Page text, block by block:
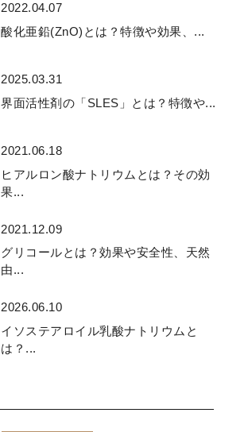
2022.04.07
酸化亜鉛(ZnO)とは？特徴や効果、...
2025.03.31
界面活性剤の「SLES」とは？特徴や...
2021.06.18
ヒアルロン酸ナトリウムとは？その効
果...
2021.12.09
グリコールとは？効果や安全性、天然
由...
2026.06.10
イソステアロイル乳酸ナトリウムと
は？...